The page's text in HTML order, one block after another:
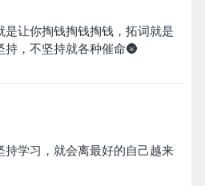
是让你掏钱掏钱掏钱，拓词就是
持学习，就会离最好的自己越来